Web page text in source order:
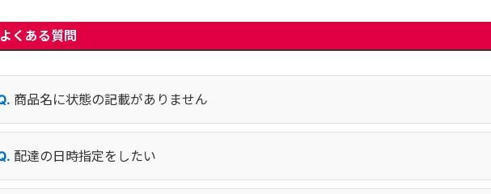
よくある質問
商品名に状態の記載がありません
配達の日時指定をしたい